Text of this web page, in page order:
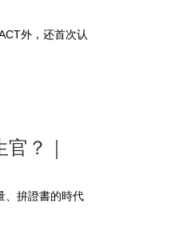
外，还首次认
？｜
、拚證書的時代